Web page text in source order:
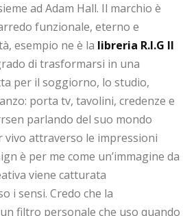
ad Adam Hall. Il marchio è
funzionale, eterno e
esempio ne è la libreria R.I.G Il
di trasformarsi in una
per il soggiorno, lo studio,
porta tv, tavolini, credenze e
parlando del suo mondo
vivo attraverso le impressioni
è per me come un’immagine da
viene catturata
i sensi. Credo che la
filtro personale che uso quando